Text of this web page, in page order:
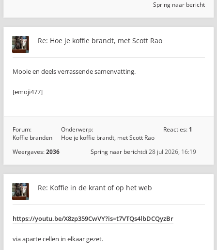
Spring naar bericht
Re: Hoe je koffie brandt, met Scott Rao
Mooie en deels verrassende samenvatting.
[emoji477]️
Forum:
Koffie branden
Onderwerp:
Hoe je koffie brandt, met Scott Rao
Reacties: 1
Weergaves:2036 di 28 jul 2026, 16:19
Spring naar bericht
Re: Koffie in de krant of op het web
https://youtu.be/X8zp359CwVY?is=t7VTQs4lbDCQyzBr
via aparte cellen in elkaar gezet.